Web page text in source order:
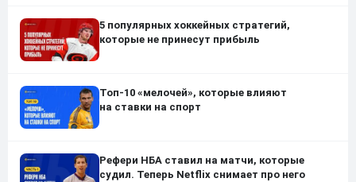
5 популярных хоккейных стратегий,
которые не принесут прибыль
Топ-10 «мелочей», которые влияют
на ставки на спорт
Рефери НБА ставил на матчи, которые
судил. Теперь Netflix снимает про него